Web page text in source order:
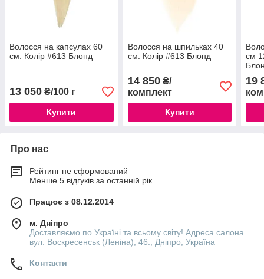
Волосся на капсулах 60
см. Колір #613 Блонд
13 050 ₴/100 г
Купити
Волосся на шпильках 40
см. Колір #613 Блонд
14 850₴/
комплект
Купити
см
19
Про нас
Рейтинг не сформований
Менше 5 відгуків за останній рік
Працює з 08.12.2014
м. Дніпро
Доставляємо по Україні та всьому світу! Адреса салона
вул. Воскресенськ (Леніна), 46., Дніпро, Україна
Контакти